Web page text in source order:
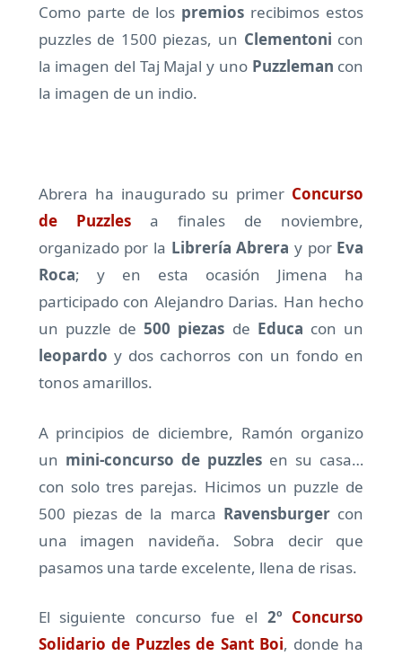
Como parte de los premios recibimos estos
puzzles de 1500 piezas, un Clementoni con
la imagen del Taj Majal y uno Puzzleman con
la imagen de un indio.
Abrera ha inaugurado su primer Concurso
de Puzzlesa finales de noviembre,
organizado por la Librería Abrera y por Eva
Roca; y en esta ocasión Jimena ha
participado con Alejandro Darias. Han hecho
un puzzle de500 piezas de Educa con un
leopardo y dos cachorros con un fondo en
tonos amarillos.
A principios de diciembre, Ramón organizo
un mini-concurso de puzzles en su casa…
con solo tres parejas. Hicimos un puzzle de
500 piezas de la marca Ravensburger con
una imagen navideña. Sobra decir que
pasamos una tarde excelente, llena de risas.
El siguiente concurso fue el 2º Concurso
Solidario de Puzzles de Sant Boi, donde ha